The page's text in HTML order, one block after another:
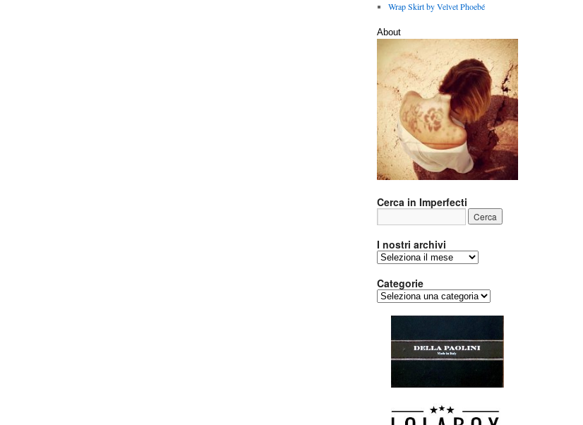
Wrap Skirt by Velvet Phoebé
About
Cerca in Imperfecti
I nostri archivi
archivi
Categorie
Categorie